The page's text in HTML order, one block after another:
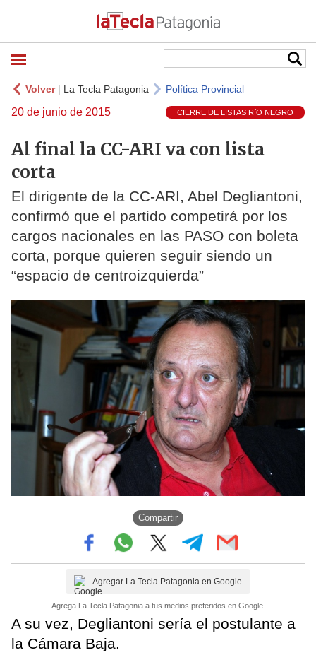
Volver| La Tecla Patagonia Política Provincial
20 de junio de 2015 CIERRE DE LISTAS RíO NEGRO
Al final la CC-ARI va con lista
corta
El dirigente de la CC-ARI, Abel Degliantoni,
confirmó que el partido competirá por los
cargos nacionales en las PASO con boleta
corta, porque quieren seguir siendo un
“espacio de centroizquierda”
Compartir
Agregar La Tecla Patagonia en Google
Agrega La Tecla Patagonia a tus medios preferidos en Google.
A su vez, Degliantoni sería el postulante a
la Cámara Baja.